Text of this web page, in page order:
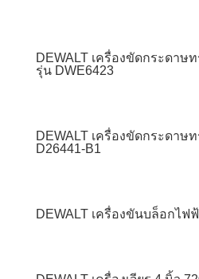
DEWALT เครื่องขัดกระดาษ
รุ่น DWE6423
DEWALT เครื่องขัดกระดาษ
D26441-B1
DEWALT เครื่องขันบล็อกไฟ